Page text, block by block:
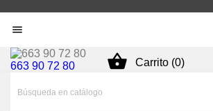

663 90 72 80  Carrito (0)